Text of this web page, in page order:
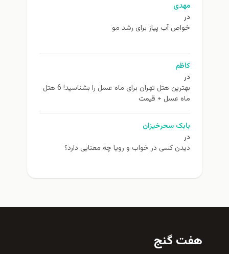
مهدی
در
خواص آب پیاز برای رشد مو
کاظم
در
بهترین هتل تهران برای ماه عسل را بشناسید! 6 هتل
ماه عسل + قیمت
بابک سحرخیزان
در
دیدن کسی در خواب و رویا چه معنایی دارد؟
هفت گنج